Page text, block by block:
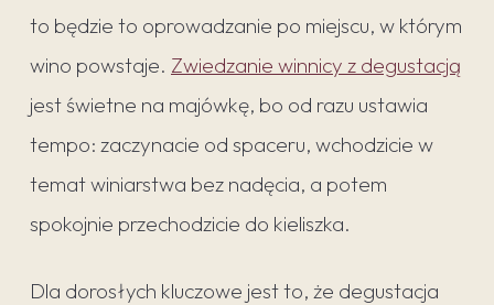
to będzie to oprowadzanie po miejscu, w którym
wino powstaje. Zwiedzanie winnicy z degustacją
jest świetne na majówkę, bo od razu ustawia
tempo: zaczynacie od spaceru, wchodzicie w
temat winiarstwa bez nadęcia, a potem
spokojnie przechodzicie do kieliszka.
Dla dorosłych kluczowe jest to, że degustacja